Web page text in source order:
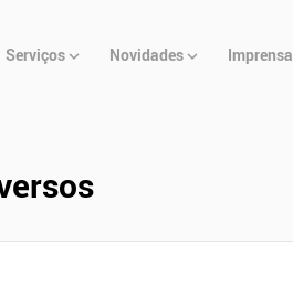
Serviços Novidades Imprensa